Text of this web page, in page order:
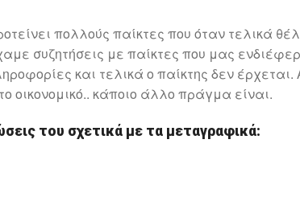
πολλούς παίκτες που όταν τελικά
συζητήσεις με παίκτες που μας
και τελικά ο παίκτης δεν
οικονομικό.. κάποιο άλλο πράγμα είναι.
του σχετικά με τα μεταγραφικά: